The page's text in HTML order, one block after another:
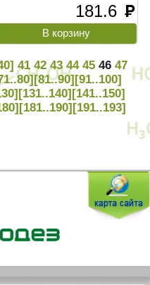
181.6 руб
41 42 43 44 45 46 47
[81..90][91..100]
[131..140][141..150]
[181..190][191..193]